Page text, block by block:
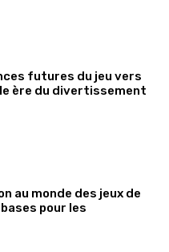
futures du jeu vers
ère du divertissement
au monde des jeux de
pour les